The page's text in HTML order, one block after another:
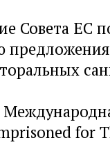
Совета ЕС
for